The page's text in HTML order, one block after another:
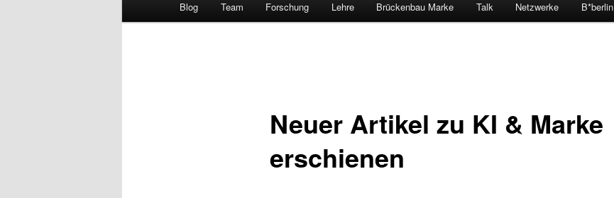
Blog Team Forschung Lehre Brückenbau Marke Talk Netzwerke B*berlin
Neuer Artikel zu KI & Marke
erschienen